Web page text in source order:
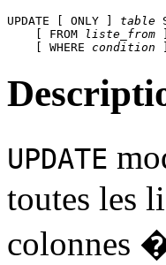
UPDATE [ ONLY ] table
    [ FROM
liste_from ]
    [ WHERE
condition ]
UPDATE
toutes les
colonnes